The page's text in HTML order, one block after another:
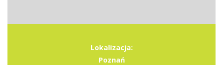
Lokalizacja:
Poznań